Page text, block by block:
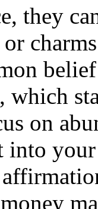
they
or
which
on
into